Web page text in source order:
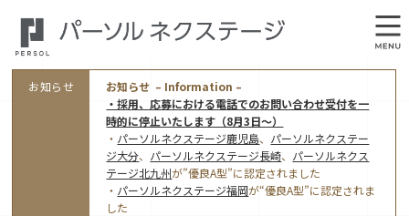
お知らせ
お知らせ – Information –
・採用、応募における電話でのお問い合わせ受付を一
時的に停止いたします（8月3日～）
・ パーソルネクステージ鹿児島、 パーソルネクステー
ジ大分、 パーソルネクステージ長崎、 パーソルネクス
テージ北九州が”優良A型”に認定されました
・ パーソルネクステージ福岡が“優良A型”に認定されま
した